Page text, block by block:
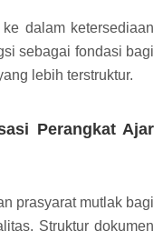
dalam ketersediaan
sebagai fondasi bagi
lebih terstruktur.
Perangkat Ajar
prasyarat mutlak bagi
Struktur dokumen